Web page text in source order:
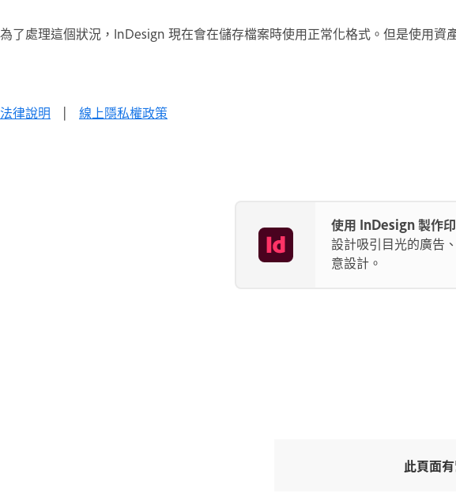
為了處理這個狀況，InDesign 現在會在儲存檔案時使用正常化格式。但是使用資
法律說明 | 線上隱私權政策
使用 InDesign 製作
設計吸引目光的廣告
意設計。
此頁面